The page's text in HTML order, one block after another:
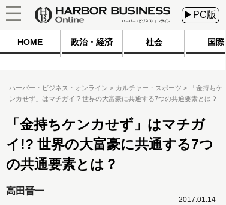
▶PC版
HOME 政治・経済 社会 国際
ハーバー・ビジネス・オンライン カルチャー・スポーツ
「金持ちケ
ンカせず」はマチガイ!? 世界の大富豪に共通する7つの共通要素とは？
「金持ちケンカせず」はマチガ
イ!? 世界の大富豪に共通する7つ
の共通要素とは？
高田晋一
2017.01.14